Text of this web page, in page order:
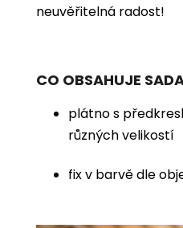
neuvěřitelná radost!
CO OBSAHUJE
plátno s
různých velikostí
fix v barvě dle